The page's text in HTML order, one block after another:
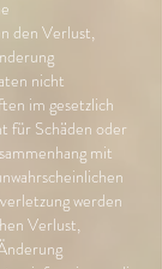
den Verlust,
nicht
im gesetzlich
für Schäden oder
mit
werden
Verlust,